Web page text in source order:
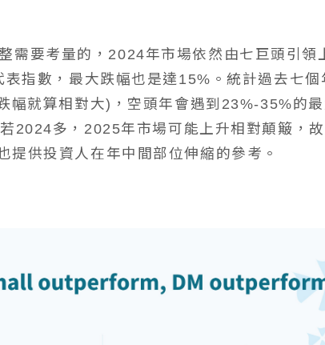
需要考量的，2024年市場依然由七巨頭引領
指數，最大跌幅也是達15%。統計過去七個
幅就算相對大)，空頭年會遇到23%-35%的
2024多，2025年市場可能上升相對顛簸，
供投資人在年中間部位伸縮的參考。